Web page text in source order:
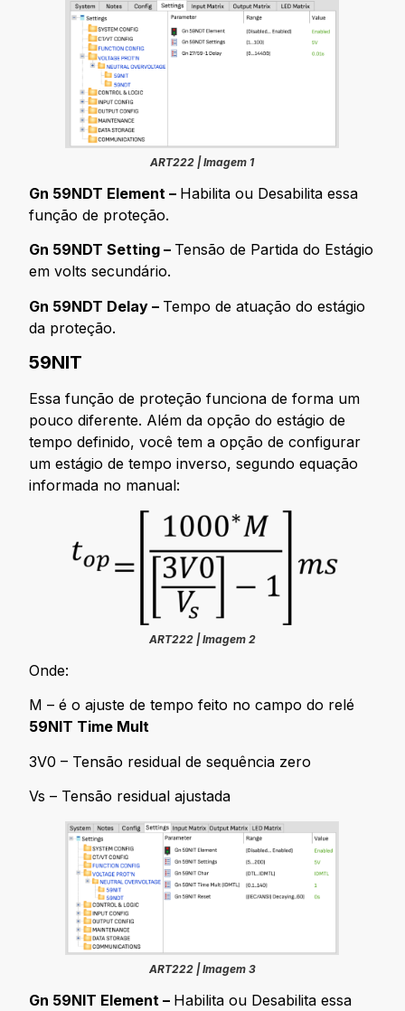
ART222 | Imagem 1
Gn 59NDT Element – Habilita ou Desabilita essa
função de proteção.
Gn 59NDT Setting – Tensão de Partida do Estágio
em volts secundário.
Gn 59NDT Delay – Tempo de atuação do estágio
da proteção.
59NIT
Essa função de proteção funciona de forma um
pouco diferente. Além da opção do estágio de
tempo definido, você tem a opção de configurar
um estágio de tempo inverso, segundo equação
informada no manual:
ART222 | Imagem 2
Onde:
M – é o ajuste de tempo feito no campo do relé
59NIT Time Mult
3V0 – Tensão residual de sequência zero
Vs – Tensão residual ajustada
ART222 | Imagem 3
Gn 59NIT Element – Habilita ou Desabilita essa